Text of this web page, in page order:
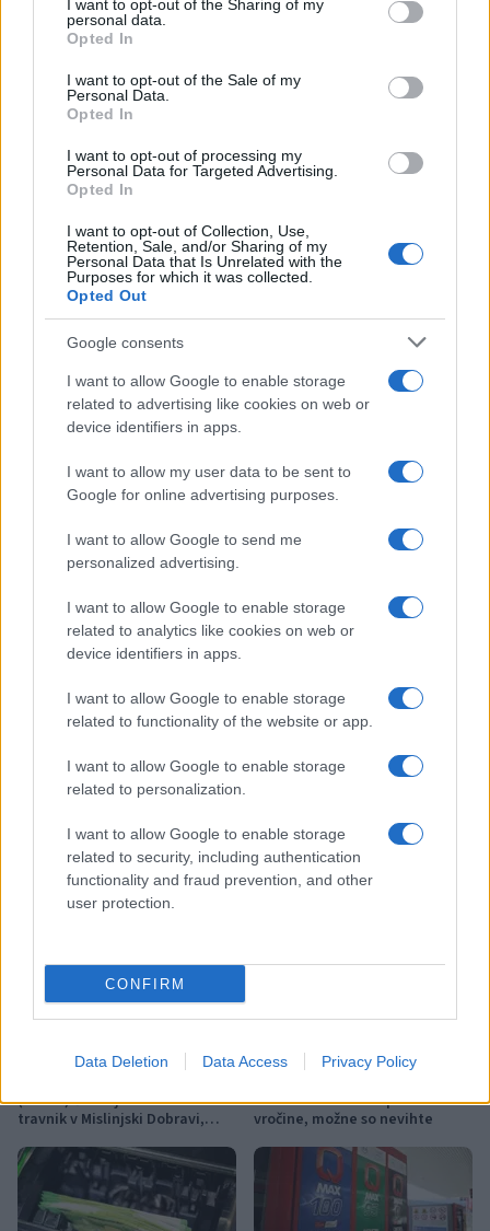
not limited to your visit or usage behaviour. You may click to
grant or deny consent to Google and its third-party tags to
use your data for below specified purposes in below Google
consent section.
I want to opt-out of the Sharing of my
personal data.
Opted In
I want to opt-out of the Sale of my
Personal Data.
Opted In
I want to opt-out of processing my
Personal Data for Targeted Advertising.
Opted In
I want to opt-out of Collection, Use,
Retention, Sale, and/or Sharing of my
Personal Data that Is Unrelated with the
Purposes for which it was collected.
Opted Out
Google consents
I want to allow Google to enable storage
related to advertising like cookies on web or
device identifiers in apps.
I want to allow my user data to be sent to
Google for online advertising purposes.
I want to allow Google to send me
personalized advertising.
I want to allow Google to enable storage
related to analytics like cookies on web or
device identifiers in apps.
I want to allow Google to enable storage
related to functionality of the website or app.
I want to allow Google to enable storage
related to personalization.
I want to allow Google to enable storage
related to security, including authentication
functionality and fraud prevention, and other
user protection.
CONFIRM
Data Deletion Data Access Privacy Policy
rasističnimi, diskriminatornimi ali nezakonitimi vsebinami bodo
odstranjeni. Pravila komentiranja →
Failed to fetch
Kategorije: Novice Novice
Ključne besede: Dravograd
rojstvo otroka
Več iz kraja Dravograd
Koroška slavi državne prvake v
košarki 3x3: V Dravogradu
košarkarjev
delna zapora občinske ceste v
Dravogradu
Kovinska ograja po meri: kako
izbrati material, polnilo in
izvedbo
(VIDEO) Štorklje obiskale
travnik v Mislinjski Dobravi,
leto
Vreme: Pred nami spet teden
vročine, možne so nevihte